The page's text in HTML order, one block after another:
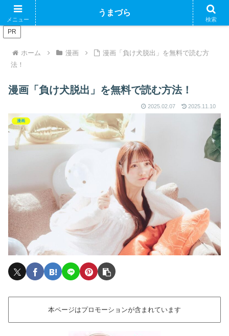
ブログで収益化できるかやってみるブログ
PR
ホーム 漫画
漫画「負け犬脱出」を無料で読む方
法！
漫画「負け犬脱出」を無料で読む方法！
2025.02.07 2025.11.10
漫画
本ページはプロモーションが含まれています
メニュー
うまづら
検索